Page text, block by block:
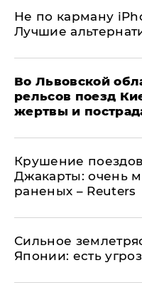
Не по карману
Лучшие
Во Львовской
рельсов поезд
жертвы и
Крушение
Джакарты: очень
раненых – Reuters
Сильное
Японии: есть